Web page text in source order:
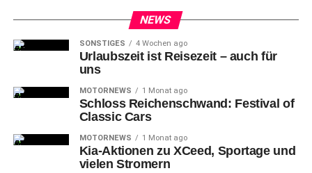
der SV Sandhausen nach seinem 3:0 (1:0) gegen
den VfL Osnabrück bei Punktgleichheit (21 Zähler) dank
der besseren Tordifferenz (-16) vom vorletzten
Tabellenplatz wieder am Braunschweiger Turn- und
vorbeizog und auf Relegationsrang 16 sprang, verändert
wenig an der Lage des 1. FC Nürnberg (Platz 13 mit 27
Punkten). Das torlose Unentschieden gegen den
Deutschen Meister von 1967 (seinen einzigen Meistertitel
errang der BTSV ein Jahr vor dem letzten von neun Titeln
NEWS
SONSTIGES 4 Wochen ago
Urlaubszeit ist Reisezeit – auch für
uns
MOTORNEWS 1 Monat ago
Schloss Reichenschwand: Festival of
Classic Cars
MOTORNEWS 1 Monat ago
Kia-Aktionen zu XCeed, Sportage und
vielen Stromern